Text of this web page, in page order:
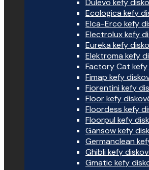
Dulevo kefy
Ecologica kefy
Elca-Erco kefy
Electrolux kefy
Eureka kefy
Elektroma kefy
Factory Cat kefy
Fimap kefy
Fiorentini kefy
Floor kefy
Floordess kefy
Floorpul kefy
Gansow kefy
Germanclean
Ghibli kefy
Gmatic kefy